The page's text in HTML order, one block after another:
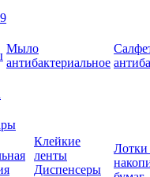
Мыло
антибактериальное
Клейкие
ленты
Диспенсеры
Лотки